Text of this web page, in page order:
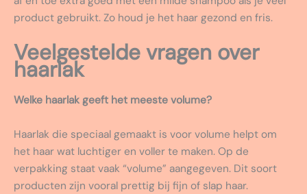
product gebruikt. Zo houd je het haar gezond en fris.
Veelgestelde vragen over
haarlak
Welke haarlak geeft het meeste volume?
Haarlak die speciaal gemaakt is voor volume helpt om
het haar wat luchtiger en voller te maken. Op de
verpakking staat vaak “volume” aangegeven. Dit soort
producten zijn vooral prettig bij fijn of slap haar.